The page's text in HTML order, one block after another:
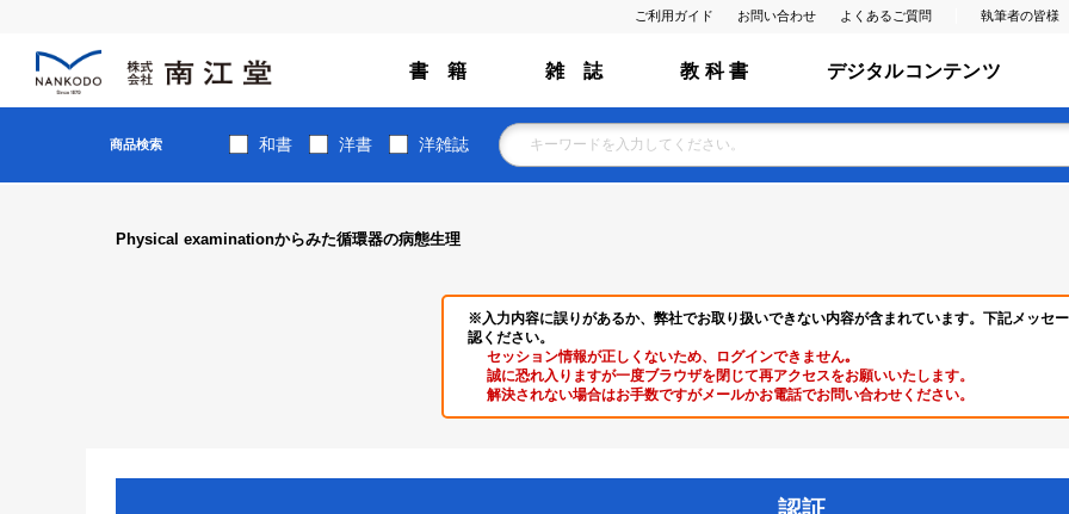
ご利用ガイド お問い合わせ よくあるご質問 執筆者の皆様
書 籍 雑 誌 教 科 書 デジタルコンテンツ
商品検索 和書 洋書 洋雑誌
Physical examinationからみた循環器の病態生理
※入力内容に誤りがあるか、弊社でお取り扱いできない内容が含まれています。下記メッセ
認ください。
セッション情報が正しくないため、ログインできません｡
誠に恐れ入りますが一度ブラウザを閉じて再アクセスをお願いいたします。
解決されない場合はお手数ですがメールかお電話でお問い合わせください。